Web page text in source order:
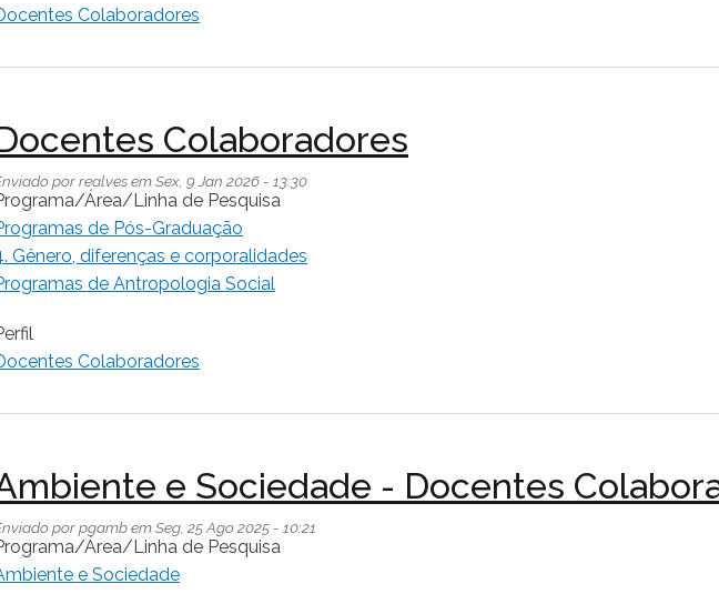
Colaboradores
Colaboradores
porrealvesemSex, 9 Jan 2026 - 13:30
Área/Linha de Pesquisa
de Pós-Graduação
Gênero, diferenças e corporalidades
de Antropologia Social
Colaboradores
e Sociedade - Docentes
porpgambemSeg, 25 Ago 2025 - 10:21
Área/Linha de Pesquisa
e Sociedade